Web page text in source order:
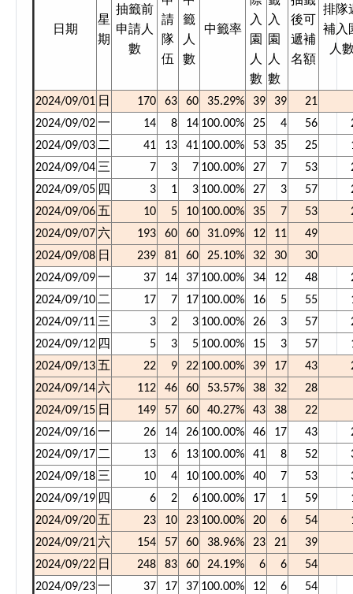
日期
星
期
抽籤前
申請人
數
請
隊
伍
籤
人
數
中籤率
入
園
人
數
入
園
人
數
後可
遞補
名額
排隊
補入
人
2024/09/01 日 170 63 60 35.29% 39 39
21
2024/09/02一 14 8 14 100.00% 25 4 56
2024/09/03二 41 13 41 100.00% 53 35 25
2024/09/04三 7 3 7 100.00% 27 7 53
2024/09/05 四 3 1 3 100.00% 27 3 57
2024/09/06 五 10 5 10 100.00% 35 7 53
2024/09/07 六 193 60 60 31.09% 12 11
49
2024/09/08 日 239 81 60 25.10% 32 30
30
2024/09/09一 37 14 37 100.00% 34 12 48
2024/09/10二 17 7 17 100.00% 16 5 55
2024/09/11三 3 2 3 100.00% 26 3 57
2024/09/12 四 5 3 5 100.00% 15 3 57
2024/09/13 五 22 9 22 100.00% 39 17 43
2024/09/14 六 112 46 60 53.57% 38 32
28
2024/09/15 日 149 57 60 40.27% 43 38
22
2024/09/16一 26 14 26 100.00% 46 17 43
2024/09/17二 13 6 13 100.00% 41 8 52
2024/09/18三 10 4 10 100.00% 40 7 53
2024/09/19 四 6 2 6 100.00% 17 1 59
2024/09/20 五 23 10 23 100.00% 20 6 54
2024/09/21 六 154 57 60 38.96% 23 21
39
2024/09/22 日 248 83 60 24.19% 6 6
54
2024/09/23一 37 17 37 100.00% 12 6
54